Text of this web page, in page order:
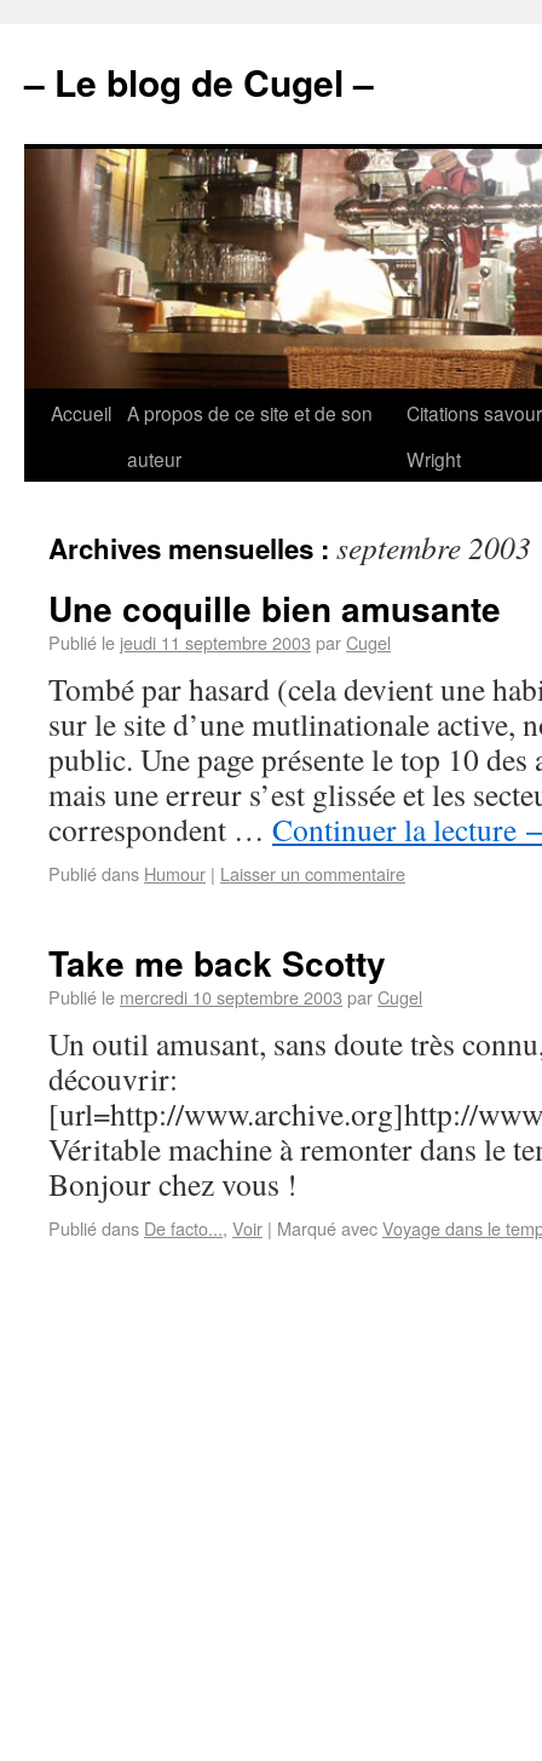
– Le blog de Cugel –
Accueil A propos de ce site et de son
auteur
Citations
Wright
Archives mensuelles : septembre 2003
Une coquille bien amusante
Publié le jeudi 11 septembre 2003 parCugel
Tombé par hasard (cela devient une
sur le site d’une mutlinationale active,
public. Une page présente le top 10
mais une erreur s’est glissée et les
correspondent … Continuer la lecture
Publié dans Humour | Laisser un commentaire
Take me back Scotty
Publié le mercredi 10 septembre 2003 parCugel
Un outil amusant, sans doute très
découvrir:
[url=http://www.archive.org]http://
Véritable machine à remonter dans le
Bonjour chez vous !
Publié dans De facto..., Voir | Marqué avecVoyage dans le